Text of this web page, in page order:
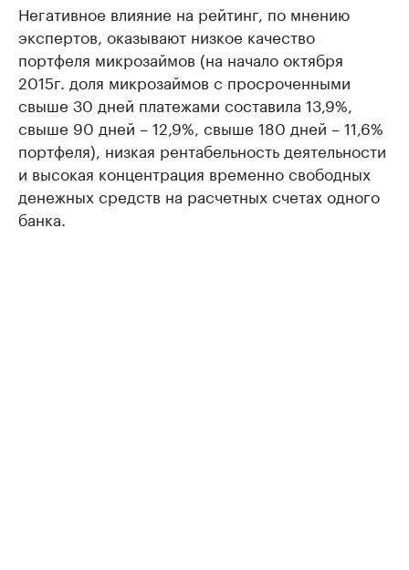
Негативное влияние на рейтинг, по мнению
экспертов, оказывают низкое качество
портфеля микрозаймов (на начало октября
2015г. доля микрозаймов с просроченными
свыше 30 дней платежами составила 13,9%,
свыше 90 дней – 12,9%, свыше 180 дней – 11,6%
портфеля), низкая рентабельность деятельности
и высокая концентрация временно свободных
денежных средств на расчетных счетах одного
банка.